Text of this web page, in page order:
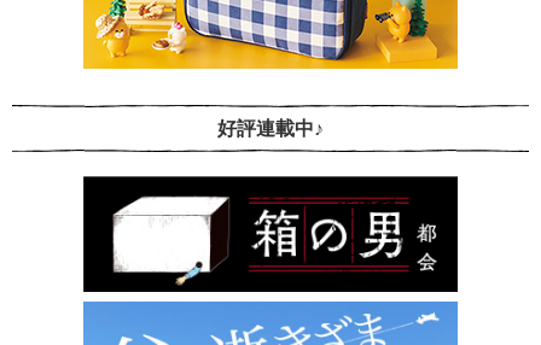
好評連載中♪